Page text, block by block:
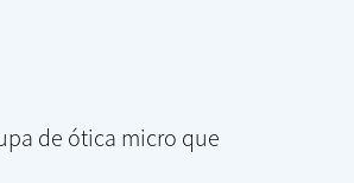
de ótica micro que